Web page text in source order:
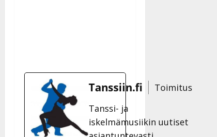
Tanssiin.fi
Toimitus
Tanssi- ja
iskelmämusiikin uutiset